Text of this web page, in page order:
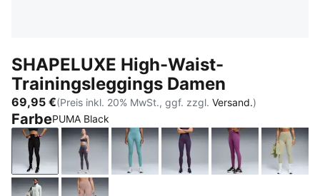
SHAPELUXE High-Waist-
Trainingsleggings Damen
69,95 €(Preis inkl. 20% MwSt., ggf. zzgl. Versand.)
FarbePUMA Black
PUMA BlackInky DepthsBaltic Sea BlueDeep PlumPlum WineLux